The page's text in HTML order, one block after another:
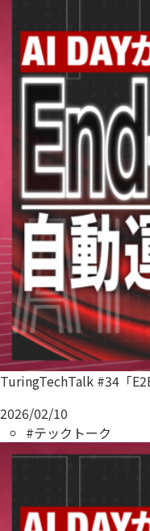
TuringTechTalk #34「
2026/02/10
#テックトーク